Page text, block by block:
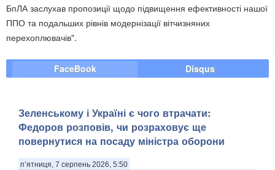
БпЛА заслухав пропозиції щодо підвищення ефективності нашої
ППО та подальших рівнів модернізації вітчизняних
перехоплювачів".
FaceBook Disqus
Зеленському і Україні є чого втрачати:
Федоров розповів, чи розраховує ще
повернутися на посаду міністра оборони
п’ятниця, 7 серпень 2026, 5:50